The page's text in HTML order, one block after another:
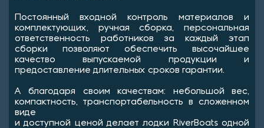
Постоянный входной контроль материалов и
комплектующих, ручная сборка, персональная
ответственность работников за каждый этап
сборки позволяют обеспечить высочайшее
качество выпускаемой продукции и
предоставление длительных сроков гарантии.
А благодаря своим качествам: небольшой вес,
компактность, транспортабельность в сложенном
виде
и доступной ценой делает лодки RiverBoats одной